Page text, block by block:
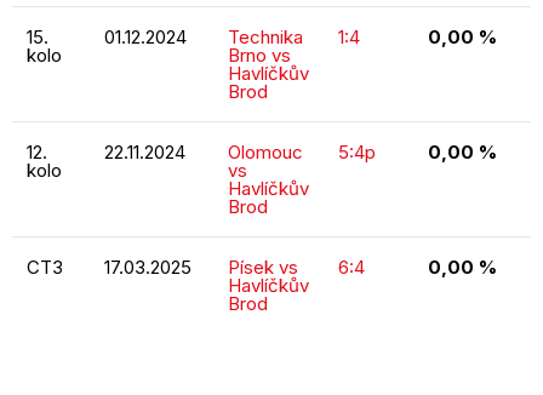
15.
kolo
01.12.2024 Technika
Brno vs
Havlíčkův
Brod
1:4 0,00 %
12.
kolo
22.11.2024 Olomouc
vs
Havlíčkův
Brod
5:4p 0,00 %
CT3 17.03.2025 Písek vs
Havlíčkův
Brod
6:4 0,00 %